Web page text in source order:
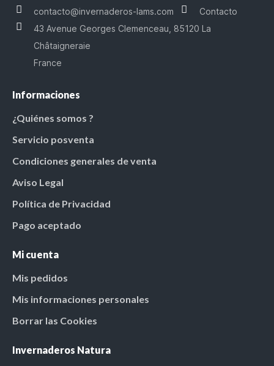
contacto@invernaderos-lams.com
Contacto
43 Avenue Georges Clemenceau, 85120 La
Châtaigneraie
France
Informaciones
¿Quiénes somos ?
Servicio posventa
Condiciones generales de venta
Aviso Legal
Política de Privacidad
Pago aceptado
Mi cuenta
Mis pedidos
Mis informaciones personales
Borrar las Cookies
Invernaderos Natura